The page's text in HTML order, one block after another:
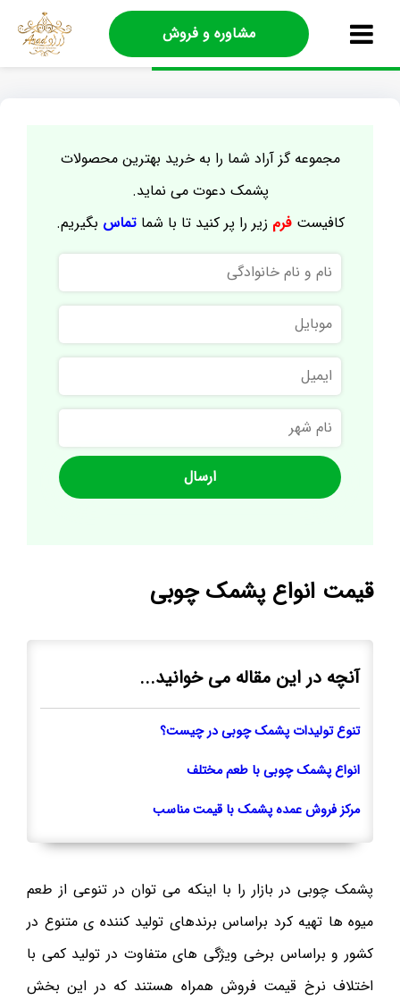
مشاوره و فروش
مجموعه گز آراد شما را به خرید بهترین محصولات
پشمک دعوت می نماید.
کافیستفرم زیر را پر کنید تا با شماتماس بگیریم.
نام
و
نام
خانوادگی
موبایل
ایمیل
نام
شهر
قیمت انواع پشمک چوبی
آنچه در این مقاله می خوانید...
تنوع تولیدات پشمک چوبی در چیست؟
انواع پشمک چوبی با طعم مختلف
مرکز فروش عمده پشمک با قیمت مناسب
پشمک چوبی در بازار را با اینکه می توان در تنوعی از طعم
میوه ها تهیه کرد براساس برندهای تولید کننده ی متنوع در
کشور و براساس برخی ویژگی های متفاوت در تولید کمی با
اختلاف نرخ قیمت فروش همراه هستند که در این بخش